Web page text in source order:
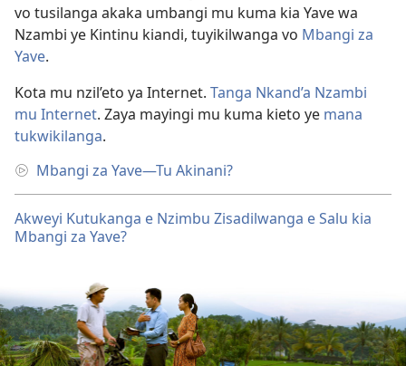
vo tusilanga akaka umbangi mu kuma kia Yave wa
Nzambi ye Kintinu kiandi, tuyikilwanga vo Mbangi za
Yave.
Kota mu nzil’eto ya Internet. Tanga Nkand’a Nzambi
mu Internet. Zaya mayingi mu kuma kieto ye mana
tukwikilanga.
Mbangi za Yave—Tu Akinani?
Akweyi Kutukanga e Nzimbu Zisadilwanga e Salu kia
Mbangi za Yave?